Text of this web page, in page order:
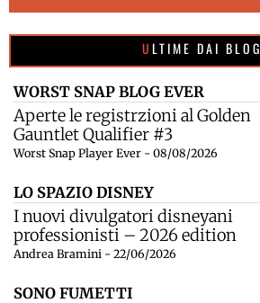
ULTIME DAI BLOG
WORST SNAP BLOG EVER
Aperte le registrzioni al Golden
Gauntlet Qualifier #3
Worst Snap Player Ever - 08/08/2026
LO SPAZIO DISNEY
I nuovi divulgatori disneyani
professionisti – 2026 edition
Andrea Bramini - 22/06/2026
SONO FUMETTI